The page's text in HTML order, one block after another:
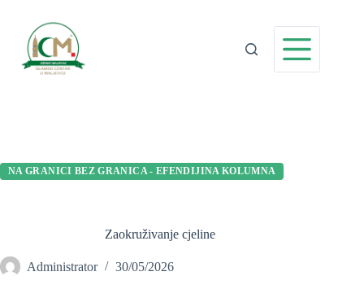
sadržaj
NA GRANICI BEZ GRANICA - EFENDIJINA KOLUMNA
Zaokruživanje cjeline
Administrator 30/05/2026